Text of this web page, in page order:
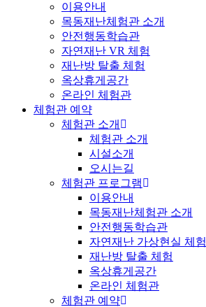
이용안내
목동재난체험관 소개
안전행동학습관
자연재난 VR 체험
재난방 탈출 체험
옥상휴게공간
온라인 체험관
체험관 예약
체험관 소개
체험관 소개
시설소개
오시는길
체험관 프로그램
이용안내
목동재난체험관 소개
안전행동학습관
자연재난 가상현실 체험
재난방 탈출 체험
옥상휴게공간
온라인 체험관
체험관 예약